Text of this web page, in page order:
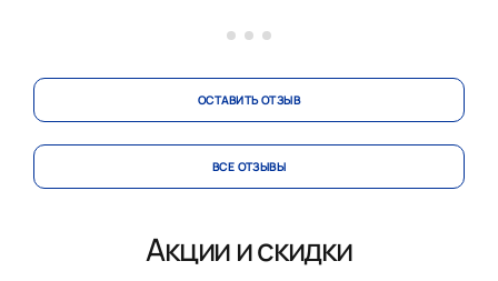
ОСТАВИТЬ ОТЗЫВ
ВСЕ ОТЗЫВЫ
Акции и скидки